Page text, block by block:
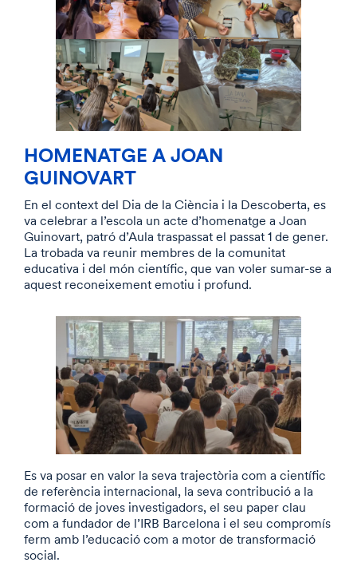
HOMENATGE A JOAN
GUINOVART
En el context del Dia de la Ciència i la Descoberta, es
va celebrar a l’escola un acte d’homenatge a Joan
Guinovart, patró d’Aula traspassat el passat 1 de gener.
La trobada va reunir membres de la comunitat
educativa i del món científic, que van voler sumar-se a
aquest reconeixement emotiu i profund.
Es va posar en valor la seva trajectòria com a científic
de referència internacional, la seva contribució a la
formació de joves investigadors, el seu paper clau
com a fundador de l’IRB Barcelona i el seu compromís
ferm amb l’educació com a motor de transformació
social.